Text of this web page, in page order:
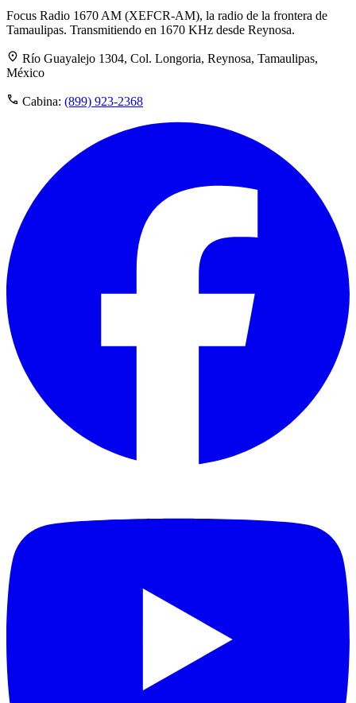
Focus Radio 1670 AM (XEFCR-AM), la radio de la frontera de
Tamaulipas. Transmitiendo en 1670 KHz desde Reynosa.
Río Guayalejo 1304, Col. Longoria, Reynosa, Tamaulipas,
México
Cabina: (899) 923-2368